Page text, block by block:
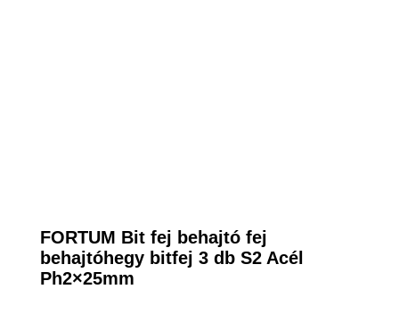
FORTUM Bit fej behajtó fej
behajtóhegy bitfej 3 db S2 Acél
Ph2×25mm